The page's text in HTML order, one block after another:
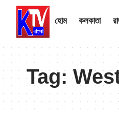
হোম কলকাতা
Tag: